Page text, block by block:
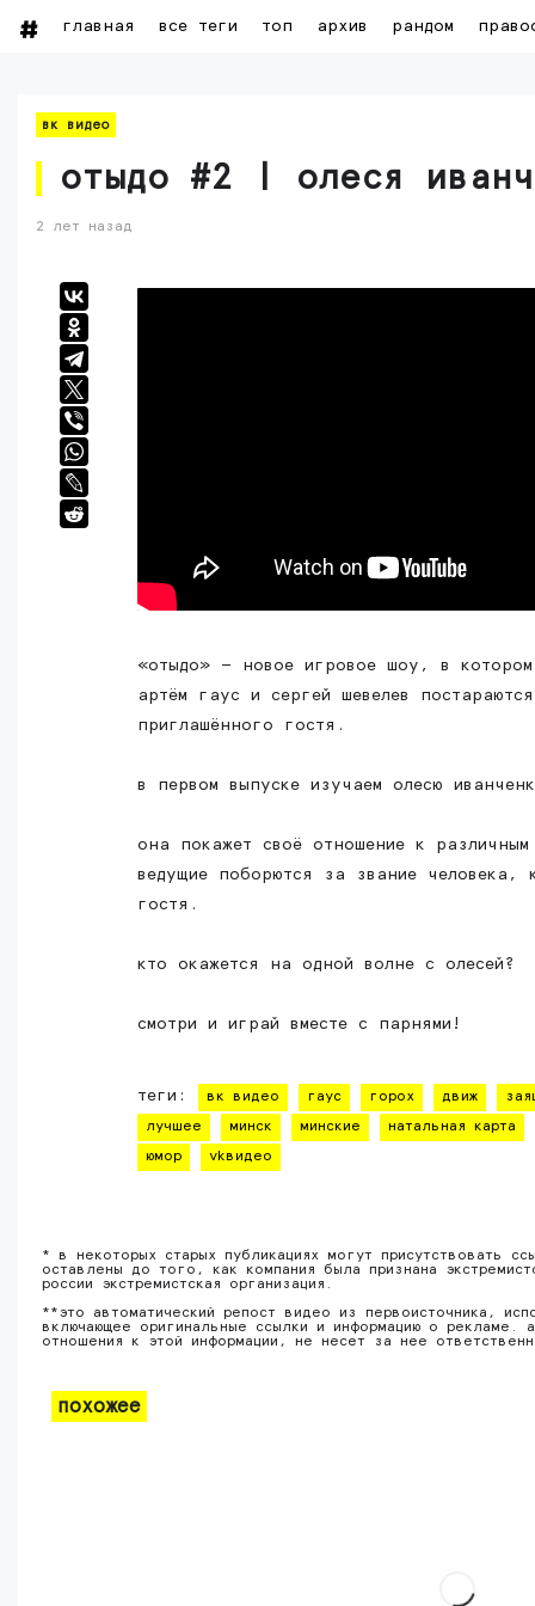
главная все теги топ архив рандом
вк видео
отыдо #2 | олеся
2 лет назад
«отыдо» — новое игровое шоу, в
артём гаус и сергей шевелев
приглашённого гостя.
в первом выпуске изучаем олесю
она покажет своё отношение к
ведущие поборются за звание человека,
гостя.
кто окажется на одной волне с олесей?
смотри и играй вместе с парнями!
теги: вк видео гаус горох движ
лучшее минск минские натальная карта
юмор vkвидео
* в некоторых старых публикациях могут присутствовать
оставлены до того, как компания была признана
россии экстремистская организация.
**это автоматический репост видео из первоисточника,
включающее оригинальные ссылки и информацию о рекламе.
отношения к этой информации, не несет за нее
похожее